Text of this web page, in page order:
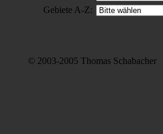
Gebiete A-Z:
© 2003-2005 Thomas Schabacher